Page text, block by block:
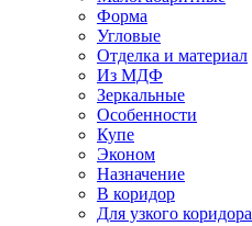
Форма
Угловые
Отделка и материал
Из МДФ
Зеркальные
Особенности
Купе
Эконом
Назначение
В коридор
Для узкого коридора